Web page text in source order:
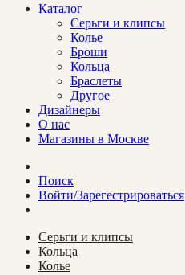
Каталог
Cерьги и клипсы
Колье
Броши
Кольца
Браслеты
Другое
Дизайнеры
О нас
Магазины в Москве
Поиск
Войти/Зарегестрироваться
Cерьги и клипсы
Кольца
Колье